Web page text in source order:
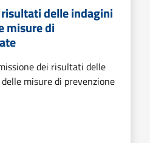
delle indagini
misure di
dei risultati delle
misure di prevenzione